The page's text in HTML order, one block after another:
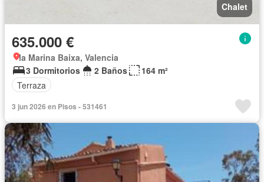
Chalet
635.000 €
la Marina Baixa, Valencia
3 Dormitorios
2 Baños
164 m²
Terraza
3 jun 2026 en Pisos - 531461